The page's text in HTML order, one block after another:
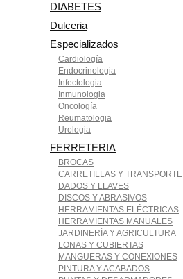
DIABETES
Dulceria
Especializados
Cardiología
Endocrinologia
Infectologia
Inmunologia
Oncología
Reumatologia
Urologia
FERRETERIA
BROCAS
CARRETILLAS Y TRANSPORTE
DADOS Y LLAVES
DISCOS Y ABRASIVOS
HERRAMIENTAS ELÉCTRICAS
HERRAMIENTAS MANUALES
JARDINERÍA Y AGRICULTURA
LONAS Y CUBIERTAS
MANGUERAS Y CONEXIONES
PINTURA Y ACABADOS